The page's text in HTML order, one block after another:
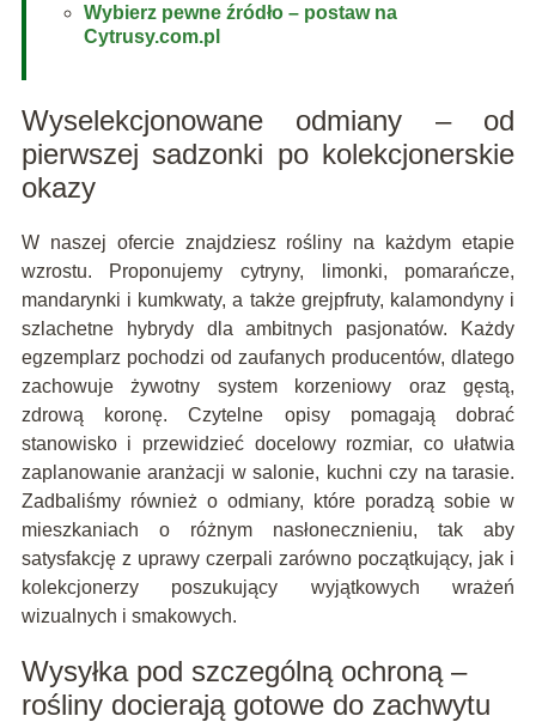
Wybierz pewne źródło – postaw na
Cytrusy.com.pl
Wyselekcjonowane odmiany – od
pierwszej sadzonki po kolekcjonerskie
okazy
W naszej ofercie znajdziesz rośliny na każdym etapie
wzrostu. Proponujemy cytryny, limonki, pomarańcze,
mandarynki i kumkwaty, a także grejpfruty, kalamondyny i
szlachetne hybrydy dla ambitnych pasjonatów. Każdy
egzemplarz pochodzi od zaufanych producentów, dlatego
zachowuje żywotny system korzeniowy oraz gęstą,
zdrową koronę. Czytelne opisy pomagają dobrać
stanowisko i przewidzieć docelowy rozmiar, co ułatwia
zaplanowanie aranżacji w salonie, kuchni czy na tarasie.
Zadbaliśmy również o odmiany, które poradzą sobie w
mieszkaniach o różnym nasłonecznieniu, tak aby
satysfakcję z uprawy czerpali zarówno początkujący, jak i
kolekcjonerzy poszukujący wyjątkowych wrażeń
wizualnych i smakowych.
Wysyłka pod szczególną ochroną –
rośliny docierają gotowe do zachwytu